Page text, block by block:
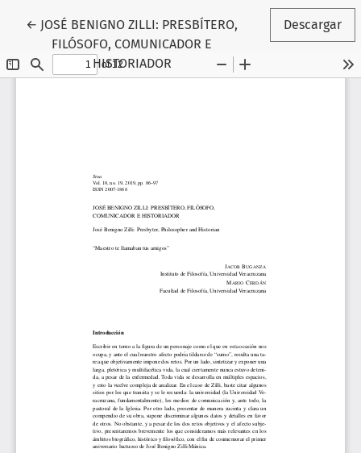
← Volver a los detalles del artículo
JOSÉ BENIGNO ZILLI: PRESBÍTERO,
FILÓSOFO, COMUNICADOR E
HISTORIADOR
Descargar